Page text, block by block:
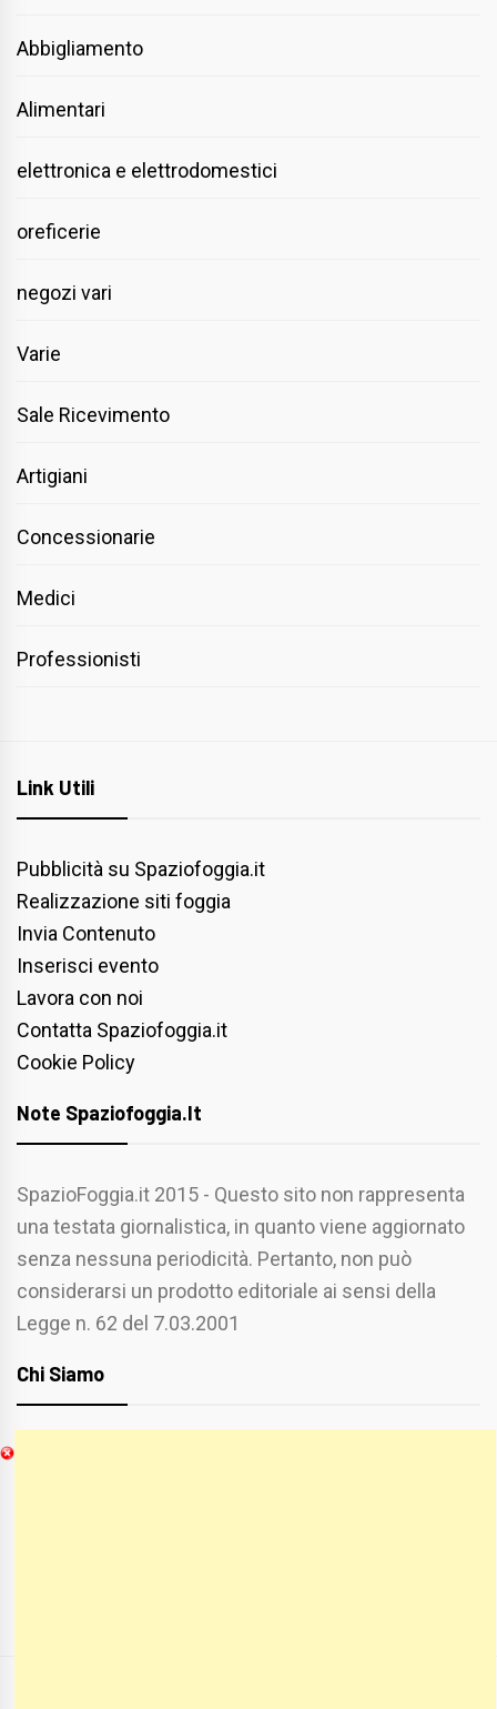
Abbigliamento
Alimentari
elettronica e elettrodomestici
oreficerie
negozi vari
Varie
Sale Ricevimento
Artigiani
Concessionarie
Medici
Professionisti
Link Utili
Pubblicità su Spaziofoggia.it
Realizzazione siti foggia
Invia Contenuto
Inserisci evento
Lavora con noi
Contatta Spaziofoggia.it
Cookie Policy
Note Spaziofoggia.it
SpazioFoggia.it 2015 - Questo sito non rappresenta
una testata giornalistica, in quanto viene aggiornato
senza nessuna periodicità. Pertanto, non può
considerarsi un prodotto editoriale ai sensi della
Legge n. 62 del 7.03.2001
Chi Siamo